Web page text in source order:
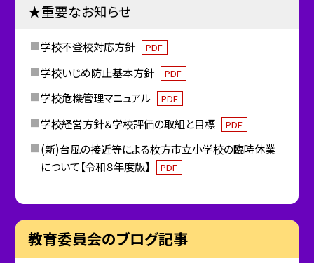
★重要なお知らせ
学校不登校対応方針 PDF
学校いじめ防止基本方針 PDF
学校危機管理マニュアル PDF
学校経営方針＆学校評価の取組と目標 PDF
(新)台風の接近等による枚方市立小学校の臨時休業
について【令和８年度版】
PDF
教育委員会のブログ記事